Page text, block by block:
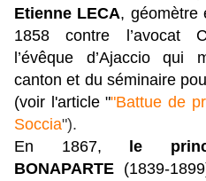
Etienne LECA, géomètre
1858 contre l’avocat
l’évêque d’Ajaccio
canton et du séminaire
(voir l'article ""Battue de
Soccia").
En 1867,
le
BONAPARTE (1839-